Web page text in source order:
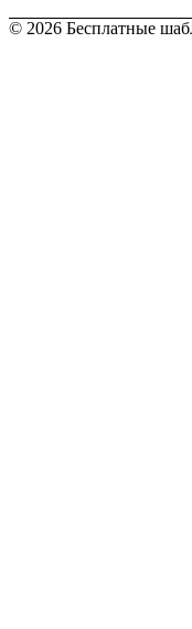
© 2026 Бесплатные